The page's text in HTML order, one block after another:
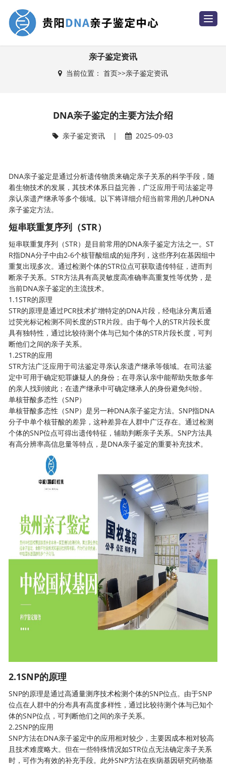
T
o
亲子鉴定资讯
当前位置： 首页>>亲子鉴定资讯
DNA亲子鉴定的主要方法介绍
亲子鉴定资讯 | 2025-09-03
DNA亲子鉴定是通过分析遗传物质来确定亲子关系的科学手段，随
着生物技术的发展，其技术体系日益完善，广泛应用于司法鉴定寻
亲认亲遗产继承等多个领域。以下将详细介绍当前常用的几种DNA
亲子鉴定方法。
短串联重复序列（STR）
短串联重复序列（STR）是目前常用的DNA亲子鉴定方法之一。ST
R指DNA分子中由2-6个核苷酸组成的短序列，这些序列在基因组中
重复出现多次。通过检测个体的STR位点可获取遗传特征，进而判
断亲子关系。STR方法具有高灵敏度高准确率高重复性等优势，是
当前DNA亲子鉴定的主流技术。
1.1STR的原理
STR的原理是通过PCR技术扩增特定的DNA片段，经电泳分离后通
过荧光标记检测不同长度的STR片段。由于每个人的STR片段长度
具有独特性，通过比较待测个体与已知个体的STR片段长度，可判
断他们之间的亲子关系。
1.2STR的应用
STR方法广泛应用于司法鉴定寻亲认亲遗产继承等领域。在司法鉴
定中可用于确定犯罪嫌疑人的身份；在寻亲认亲中能帮助失散多年
的亲人找到彼此；在遗产继承中可确定继承人的身份避免纠纷。
单核苷酸多态性（SNP）
单核苷酸多态性（SNP）是另一种DNA亲子鉴定方法。SNP指DNA
分子中单个核苷酸的差异，这种差异在人群中广泛存在。通过检测
个体的SNP位点可得出遗传特征，辅助判断亲子关系。SNP方法具
有高分辨率高信息量等特点，是DNA亲子鉴定的重要补充技术。
2.1SNP的原理
SNP的原理是通过高通量测序技术检测个体的SNP位点。由于SNP
位点在人群中的分布具有高度多样性，通过比较待测个体与已知个
体的SNP位点，可判断他们之间的亲子关系。
2.2SNP的应用
SNP方法在DNA亲子鉴定中的应用相对较少，主要因成本相对较高
且技术难度略大。但在一些特殊情况如STR位点无法确定亲子关系
时，可作为有效的补充手段。此外SNP方法在疾病基因研究药物基